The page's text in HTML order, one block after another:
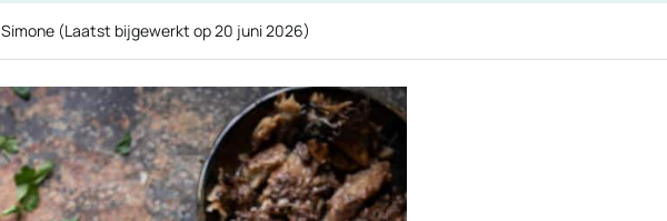
Simone (Laatst bijgewerkt op20 juni 2026)